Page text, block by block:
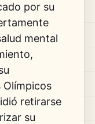
por su
mental
retirarse
su